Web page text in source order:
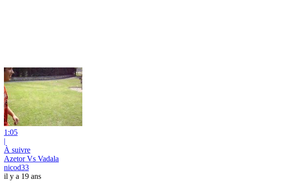
1:05
|
À suivre
Azetor Vs Vadala
nicod33
il y a 19 ans